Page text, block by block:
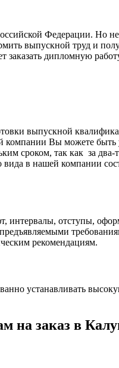
Федерации. Но
выпускной труд и
заказать дипломную
выпускной
компании Вы можете быть
сроком, так как за
в нашей компании
отступы,
рекомендациям.
устанавливать
на заказ в